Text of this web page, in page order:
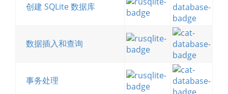
创建 SQLite 数据库
数据插入和查询
事务处理